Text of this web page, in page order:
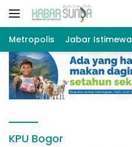
Langsung
Metropolis Jabar Istimewa
KPU Bogor